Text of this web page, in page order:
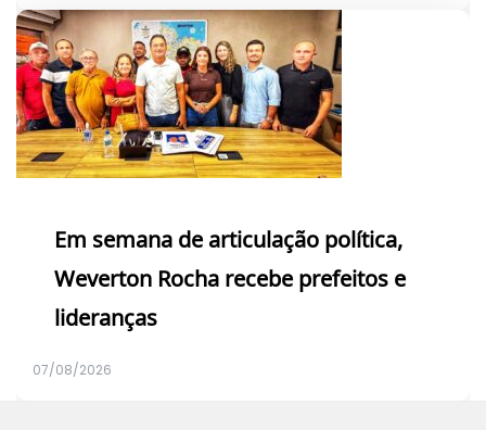
Em semana de articulação política,
Weverton Rocha recebe prefeitos e
lideranças
07/08/2026